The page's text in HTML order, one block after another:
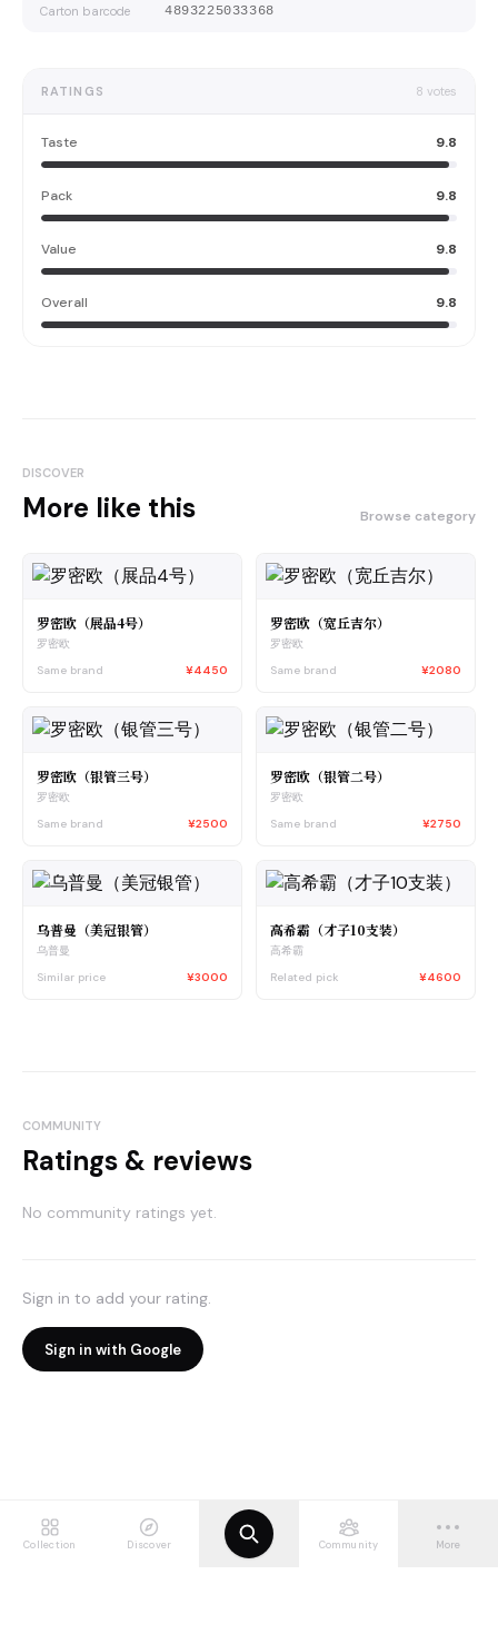
Carton barcode 4893225033368
RATINGS 8 votes
Taste 9.8
Pack 9.8
Value 9.8
Overall 9.8
DISCOVER
More like this Browse category
罗密欧（展品4号）
罗密欧
Same brand
¥4450
罗密欧（宽丘吉尔）
罗密欧
Same brand
¥2080
罗密欧（银管三号）
罗密欧
Same brand
¥2500
罗密欧（银管二号）
罗密欧
Same brand
¥2750
乌普曼（美冠银管）
乌普曼
Similar price
¥3000
高希霸（才子10支装）
高希霸
Related pick
¥4600
COMMUNITY
Ratings & reviews
No community ratings yet.
Sign in to add your rating.
Sign in with Google
Collection Discover Community More